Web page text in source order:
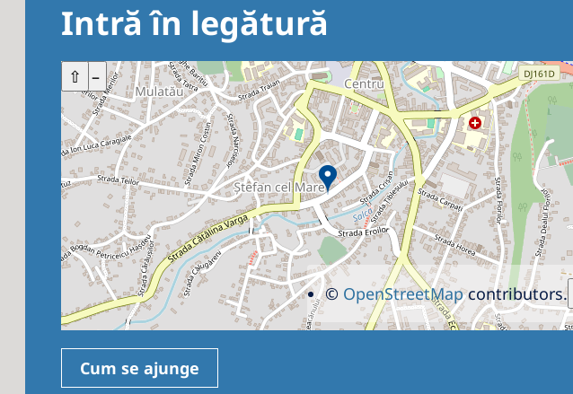
Intră în legătură
+ –
⇧
© OpenStreetMapcontributors.
Cum se ajunge